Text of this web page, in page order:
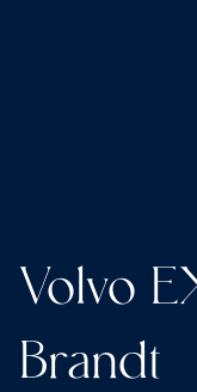
Volvo
Brandt